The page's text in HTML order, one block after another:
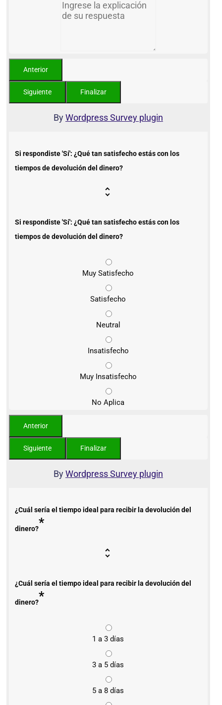
ByWordpress Survey plugin
Si respondiste 'Sí': ¿Qué tan satisfecho estás con los
tiempos de devolución del dinero?
Si respondiste 'Sí': ¿Qué tan satisfecho estás con los
tiempos de devolución del dinero?
Muy Satisfecho
Satisfecho
Neutral
Insatisfecho
Muy Insatisfecho
No Aplica
ByWordpress Survey plugin
¿Cuál sería el tiempo ideal para recibir la devolución del
dinero?*
¿Cuál sería el tiempo ideal para recibir la devolución del
dinero?*
1 a 3 días
3 a 5 días
5 a 8 días